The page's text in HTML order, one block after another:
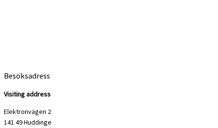
Besöksadress
Visiting address
Elektronvägen 2
141 49 Huddinge